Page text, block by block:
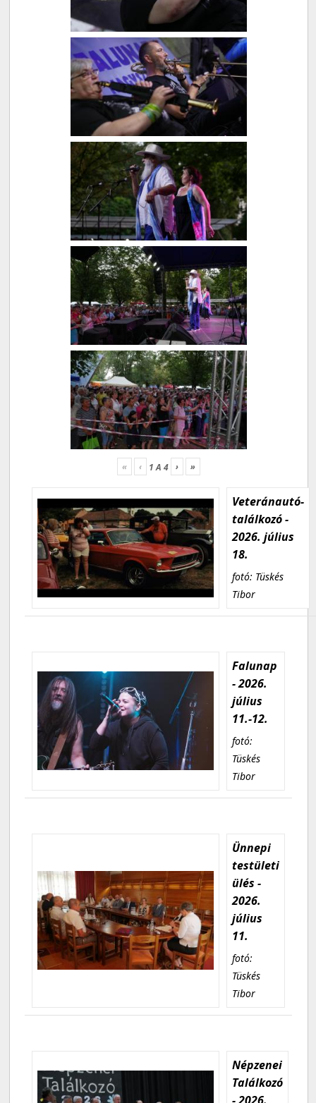
« ‹ 1A 4 › »
Veteránautó-
találkozó -
2026. július
18.
fotó: Tüskés
Tibor
Falunap
- 2026.
július
11.-12.
fotó:
Tüskés
Tibor
Ünnepi
testületi
ülés -
2026.
július
11.
fotó:
Tüskés
Tibor
Népzenei
Találkozó